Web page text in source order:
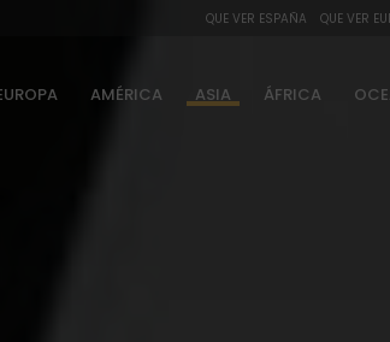
QUE VER ESPAÑA QUE VER
AMÉRICA ASIA ÁFRICA